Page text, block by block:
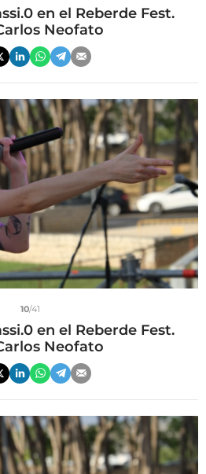
en el Reberde Fest.
Neofato
10/41
en el Reberde Fest.
Neofato